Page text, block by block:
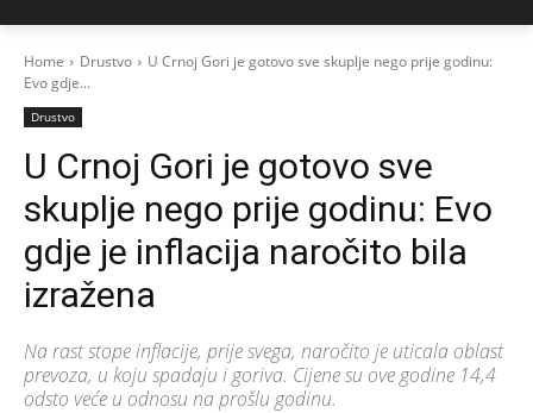
Home Drustvo
U Crnoj Gori je gotovo sve skuplje nego prije godinu:
Evo gdje...
Drustvo
U Crnoj Gori je gotovo sve
skuplje nego prije godinu: Evo
gdje je inflacija naročito bila
izražena
Na rast stope inflacije, prije svega, naročito je uticala oblast
prevoza, u koju spadaju i goriva. Cijene su ove godine 14,4
odsto veće u odnosu na prošlu godinu.